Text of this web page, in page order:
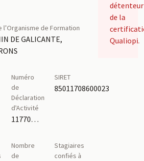
l’Organisme de Formation
DE GALICANTE,
Numéro
de
Déclaration
d'Activité
11770671477,76300502630
SIRET
85011708600023
Nombre
de
Stagiaires
confiés à
détenteur
de la
Qualiopi.